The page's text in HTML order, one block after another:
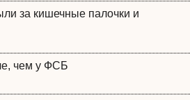
за кишечные палочки и
чем у ФСБ